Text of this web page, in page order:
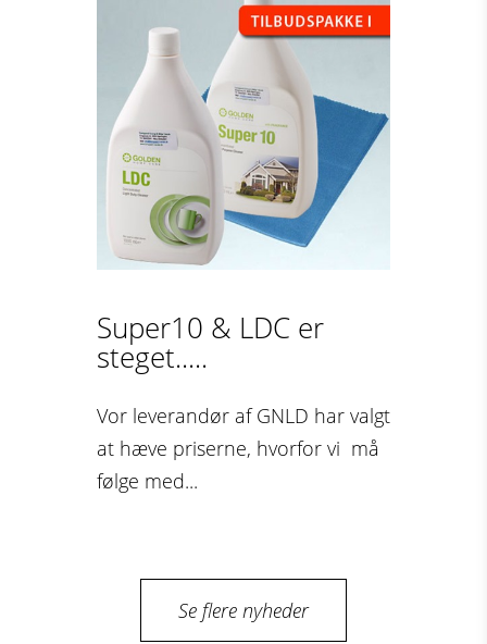
Super10 & LDC er
steget.....
Vor leverandør af GNLD har valgt
at hæve priserne, hvorfor vi må
følge med...
Se flere nyheder